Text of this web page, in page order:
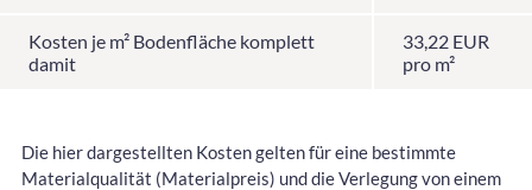
Kosten je m² Bodenfläche komplett
damit
33,22 EUR
pro m²
Die hier dargestellten Kosten gelten für eine bestimmte
Materialqualität (Materialpreis) und die Verlegung von einem